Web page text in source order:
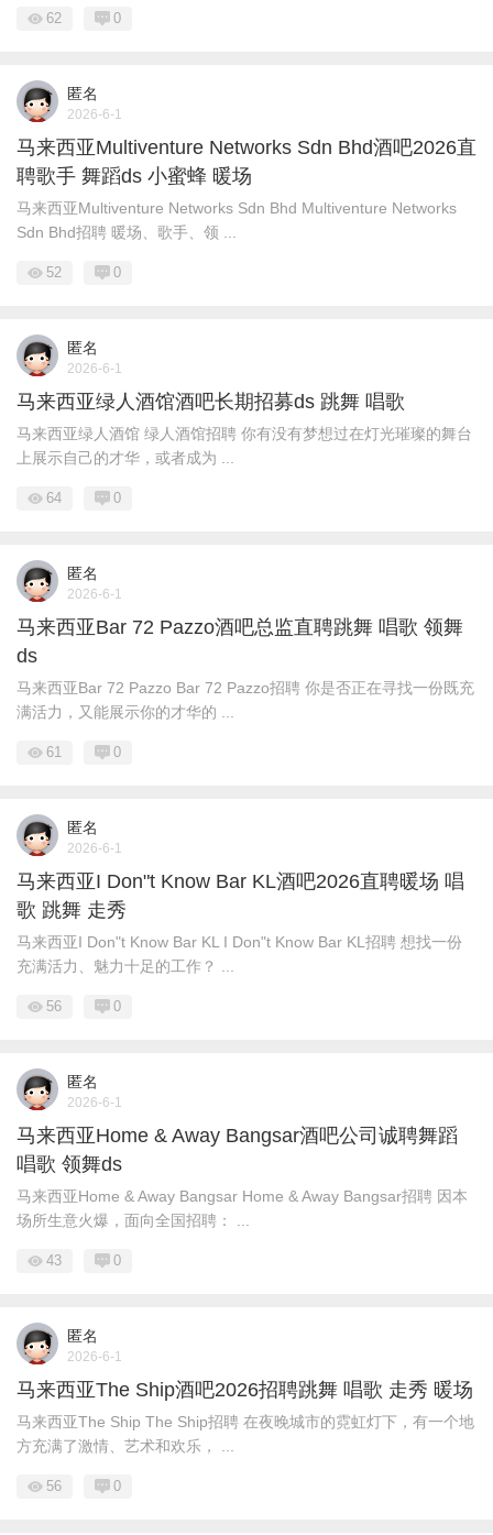
62 0
匿名
2026-6-1
马来西亚Multiventure Networks Sdn Bhd酒吧2026直
聘歌手 舞蹈ds 小蜜蜂 暖场
马来西亚Multiventure Networks Sdn Bhd Multiventure Networks
Sdn Bhd招聘 暖场、歌手、领 ...
52 0
匿名
2026-6-1
马来西亚绿人酒馆酒吧长期招募ds 跳舞 唱歌
马来西亚绿人酒馆 绿人酒馆招聘 你有没有梦想过在灯光璀璨的舞台
上展示自己的才华，或者成为 ...
64 0
匿名
2026-6-1
马来西亚Bar 72 Pazzo酒吧总监直聘跳舞 唱歌 领舞
ds
马来西亚Bar 72 Pazzo Bar 72 Pazzo招聘 你是否正在寻找一份既充
满活力，又能展示你的才华的 ...
61 0
匿名
2026-6-1
马来西亚I Don"t Know Bar KL酒吧2026直聘暖场 唱
歌 跳舞 走秀
马来西亚I Don"t Know Bar KL I Don"t Know Bar KL招聘 想找一份
充满活力、魅力十足的工作？ ...
56 0
匿名
2026-6-1
马来西亚Home & Away Bangsar酒吧公司诚聘舞蹈
唱歌 领舞ds
马来西亚Home & Away Bangsar Home & Away Bangsar招聘 因本
场所生意火爆，面向全国招聘： ...
43 0
匿名
2026-6-1
马来西亚The Ship酒吧2026招聘跳舞 唱歌 走秀 暖场
马来西亚The Ship The Ship招聘 在夜晚城市的霓虹灯下，有一个地
方充满了激情、艺术和欢乐， ...
56 0